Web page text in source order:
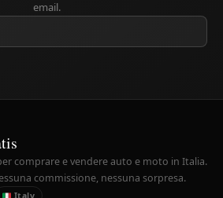
email.
comprare e vendere auto e moto in Italia.
commissione, nessuna sorpresa.
Italy